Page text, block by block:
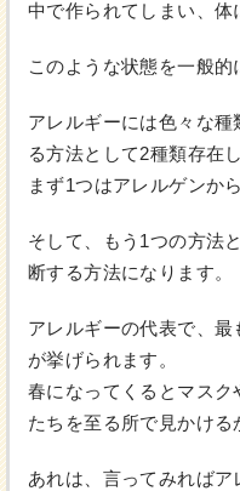
中で作られてしまい、体
このような状態を一般的
アレルギーには色々な
る方法として2種類存在し
まず1つはアレルゲンか
そして、もう1つの方法
断する方法になります。
アレルギーの代表で、
が挙げられます。
春になってくるとマスク
たちを至る所で見かける
あれは、言ってみれば